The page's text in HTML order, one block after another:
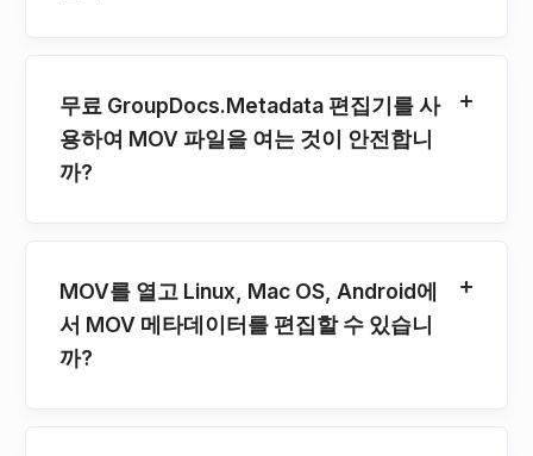
무료 GroupDocs.Metadata 편집기를 사
용하여 MOV 파일을 여는 것이 안전합니
까?
MOV를 열고 Linux, Mac OS, Android에
서 MOV 메타데이터를 편집할 수 있습니
까?